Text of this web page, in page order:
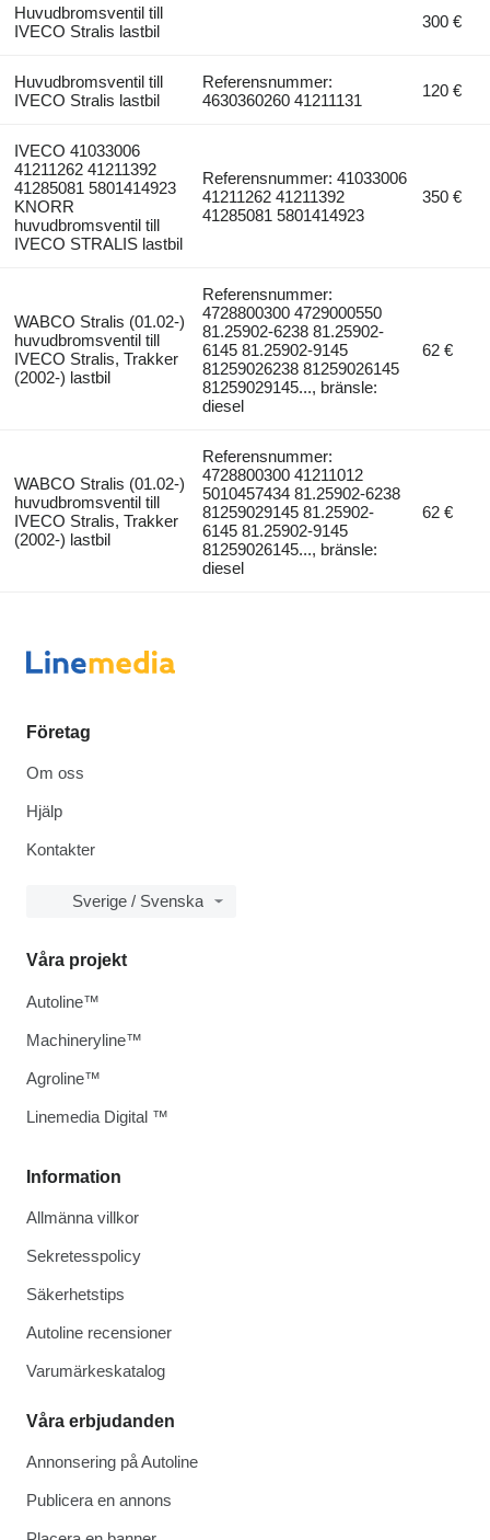
Huvudbromsventil till
IVECO Stralis lastbil
300 €
Huvudbromsventil till
IVECO Stralis lastbil
Referensnummer:
4630360260 41211131
120 €
IVECO 41033006
41211262 41211392
41285081 5801414923
KNORR
huvudbromsventil till
IVECO STRALIS lastbil
Referensnummer: 41033006
41211262 41211392
41285081 5801414923
350 €
WABCO Stralis (01.02-)
huvudbromsventil till
IVECO Stralis, Trakker
(2002-) lastbil
Referensnummer:
4728800300 4729000550
81.25902-6238 81.25902-
6145 81.25902-9145
81259026238 81259026145
81259029145..., bränsle:
diesel
62 €
WABCO Stralis (01.02-)
huvudbromsventil till
IVECO Stralis, Trakker
(2002-) lastbil
Referensnummer:
4728800300 41211012
5010457434 81.25902-6238
81259029145 81.25902-
6145 81.25902-9145
81259026145..., bränsle:
diesel
62 €
Företag
Om oss
Hjälp
Kontakter
Sverige / Svenska
Information
Allmänna villkor
Sekretesspolicy
Säkerhetstips
Autoline recensioner
Varumärkeskatalog
Våra erbjudanden
Annonsering på Autoline
Publicera en annons
Våra projekt
Autoline™
Machineryline™
Agroline™
Linemedia Digital ™